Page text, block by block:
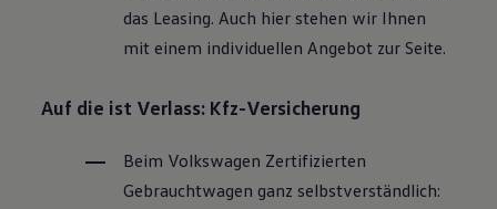
das Leasing. Auch hier stehen wir Ihnen
mit einem individuellen Angebot zur Seite.
Auf die ist Verlass: Kfz-Versicherung
Beim Volkswagen Zertifizierten
Gebrauchtwagen ganz selbstverständlich: